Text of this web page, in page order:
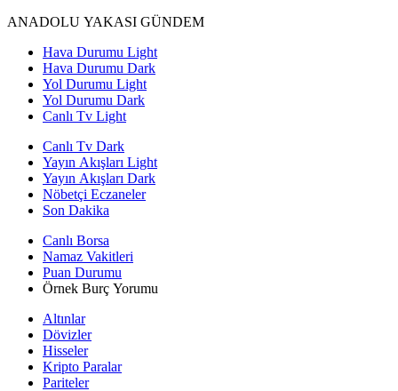
ANADOLU YAKASI GÜNDEM
Hava Durumu Light
Hava Durumu Dark
Yol Durumu Light
Yol Durumu Dark
Canlı Tv Light
Canlı Tv Dark
Yayın Akışları Light
Yayın Akışları Dark
Nöbetçi Eczaneler
Son Dakika
Canlı Borsa
Namaz Vakitleri
Puan Durumu
Örnek Burç Yorumu
Altınlar
Dövizler
Hisseler
Kripto Paralar
Pariteler